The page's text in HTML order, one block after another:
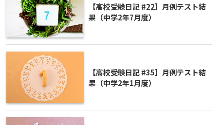
【高校受験日記 #22】月例テスト結
果（中学2年7月度）
【高校受験日記 #35】月例テスト結
果（中学2年1月度）